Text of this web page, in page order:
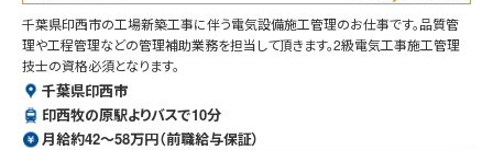
千葉県印西市の工場新築工事に伴う電気設備施工管理のお仕事です。品質管
理や工程管理などの管理補助業務を担当して頂きます。2級電気工事施工管理
技士の資格必須となります。
千葉県印西市
印西牧の原駅よりバスで10分
月給約42〜58万円（前職給与保証）